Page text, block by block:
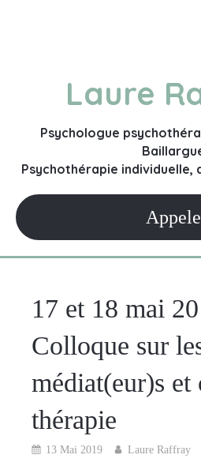
Laure
Psychologue
Psychothérapie individuelle,
17 et 18 mai
Colloque sur
médiat(eur)s et
thérapie
13 Mai 2019 Laure Raffray